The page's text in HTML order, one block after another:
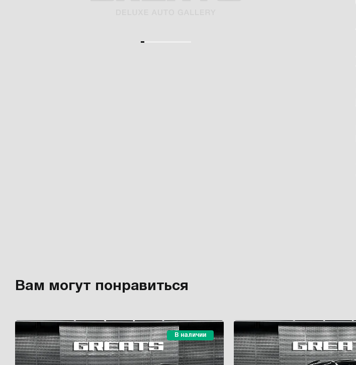
Вам могут понравиться
В наличии